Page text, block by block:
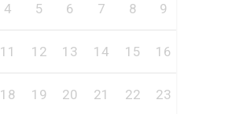
4 5 6 7 8 9
11 12 13 14 15 16
18 19 20 21 22 23